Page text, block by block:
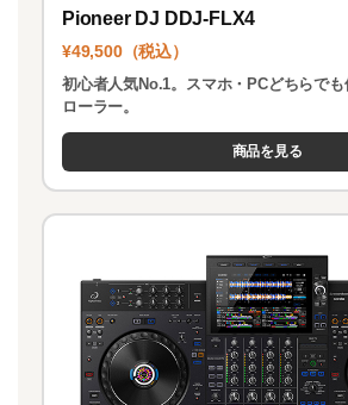
Pioneer DJ DDJ-FLX4
¥49,500（税込）
初心者人気No.1。スマホ・PCどちらでも
ローラー。
商品を見る